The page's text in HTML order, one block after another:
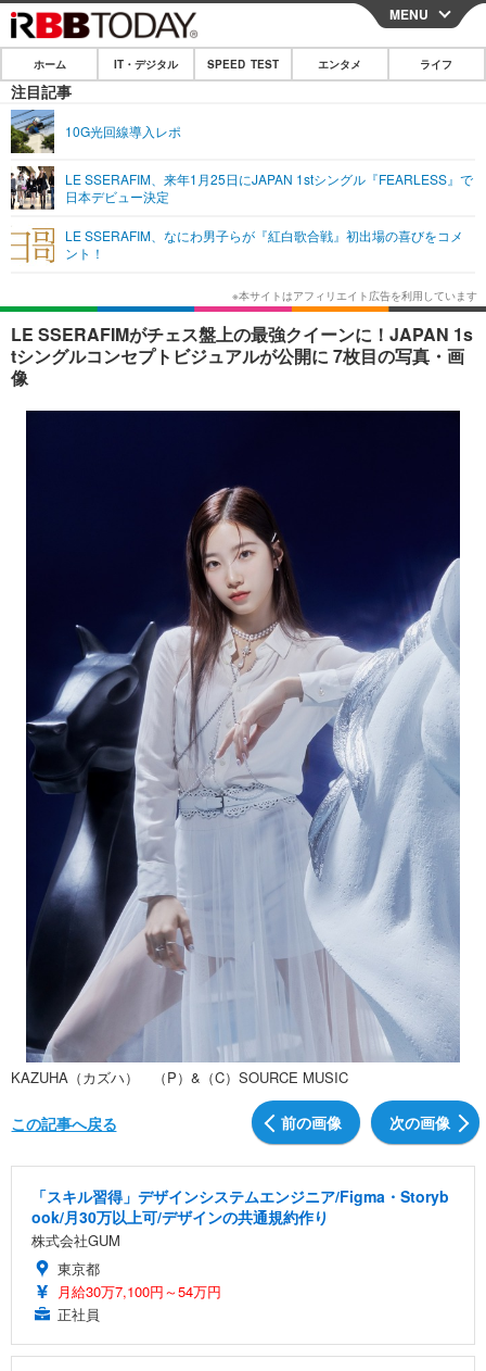
CLOSE
ホーム
IT・デジタル
ネタ
ショッピング その他
SPEED TEST
エンタメ
エンタメTOP
韓国・芸能
音楽 スポーツ
ライフ
ライフTOP グルメ
ペット ショッピング
リリース一覧
プッシュ通知の停止方法
MENU
ホーム IT・デジタル SPEED TEST エンタメ ライフ
注目記事
10G光回線導入レポ
LE SSERAFIM、来年1月25日にJAPAN 1stシングル『FEARLESS』で
日本デビュー決定
LE SSERAFIM、なにわ男子らが『紅白歌合戦』初出場の喜びをコメ
ント！
LE SSERAFIMがチェス盤上の最強クイーンに！JAPAN 1s
tシングルコンセプトビジュアルが公開に 7枚目の写真・画
像
KAZUHA（カズハ） （P）&（C）SOURCE MUSIC
前の画像 次の画像
この記事へ戻る
「スキル習得」デザインシステムエンジニア/Figma・Storyb
ook/月30万以上可/デザインの共通規約作り
株式会社GUM
東京都
月給30万7,100円～54万円
正社員